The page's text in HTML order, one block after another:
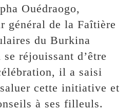
Ouédraogo,
général de la Faîtière
du Burkina
réjouissant d’être
il a saisi
cette initiative et
à ses filleuls.